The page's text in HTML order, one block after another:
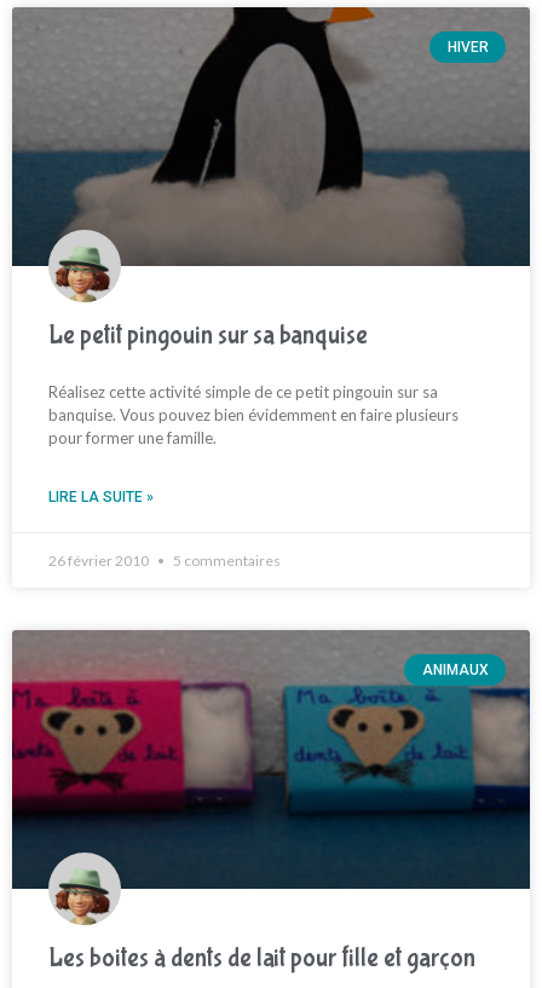
HIVER
Le petit pingouin sur sa banquise
Réalisez cette activité simple de ce petit pingouin sur sa
banquise. Vous pouvez bien évidemment en faire plusieurs
pour former une famille.
LIRE LA SUITE »
26 février 2010 5 commentaires
ANIMAUX
Les boites à dents de lait pour fille et garçon